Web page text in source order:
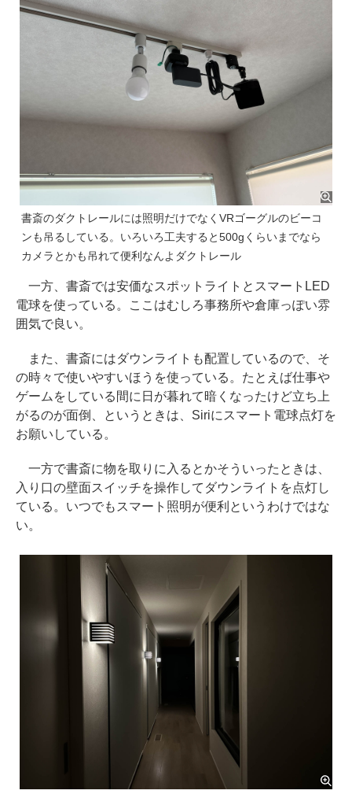
書斎のダクトレールには照明だけでなくVRゴーグルのビーコ
ンも吊るしている。いろいろ工夫すると500gくらいまでなら
カメラとかも吊れて便利なんよダクトレール
一方、書斎では安価なスポットライトとスマートLED
電球を使っている。ここはむしろ事務所や倉庫っぽい雰
囲気で良い。
また、書斎にはダウンライトも配置しているので、そ
の時々で使いやすいほうを使っている。たとえば仕事や
ゲームをしている間に日が暮れて暗くなったけど立ち上
がるのが面倒、というときは、Siriにスマート電球点灯を
お願いしている。
一方で書斎に物を取りに入るとかそういったときは、
入り口の壁面スイッチを操作してダウンライトを点灯し
ている。いつでもスマート照明が便利というわけではな
い。